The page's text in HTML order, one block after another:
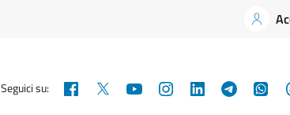
Seguici su: Facebook YouTubeInstagramLinkedIn